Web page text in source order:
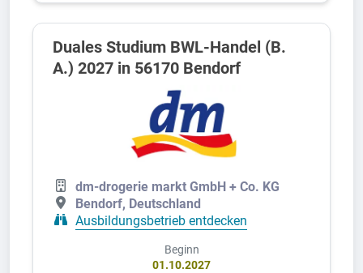
Duales Studium BWL-Handel (B.
A.) 2027 in 56170 Bendorf
dm-drogerie markt GmbH + Co. KG
Bendorf, Deutschland
Ausbildungsbetrieb entdecken
Beginn
01.10.2027